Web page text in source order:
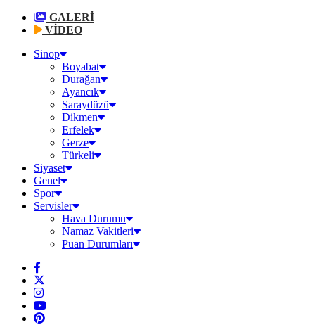
GALERİ
VİDEO
Sinop
Boyabat
Durağan
Ayancık
Saraydüzü
Dikmen
Erfelek
Gerze
Türkeli
Siyaset
Genel
Spor
Servisler
Hava Durumu
Namaz Vakitleri
Puan Durumları